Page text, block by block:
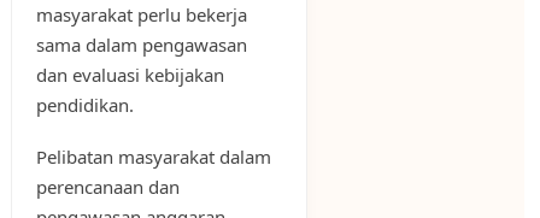
masyarakat perlu bekerja
sama dalam pengawasan
dan evaluasi kebijakan
pendidikan.
Pelibatan masyarakat dalam
perencanaan dan